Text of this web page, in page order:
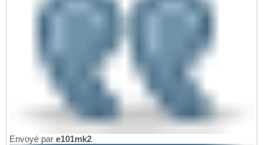
Envoyé par e101mk2